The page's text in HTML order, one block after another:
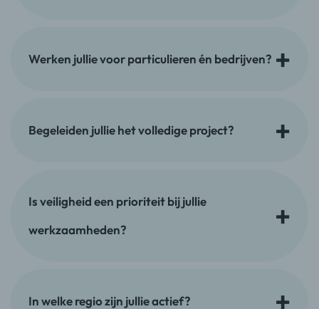
Werken jullie voor particulieren én bedrijven?
Begeleiden jullie het volledige project?
Is veiligheid een prioriteit bij jullie
werkzaamheden?
In welke regio zijn jullie actief?